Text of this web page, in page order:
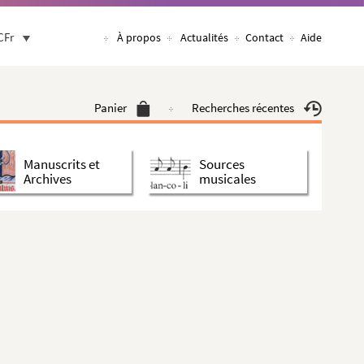
À propos Actualités Contact Aide
Panier Recherches récentes
Manuscrits et
Archives
Sources
musicales